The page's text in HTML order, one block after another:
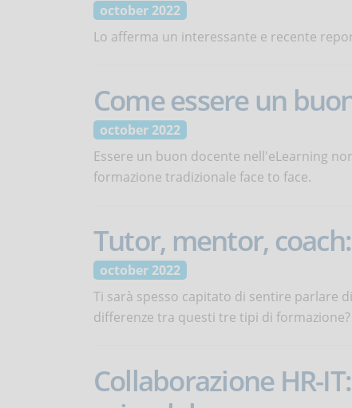
october 2022
Lo afferma un interessante e recente
Come essere un
october 2022
Essere un buon docente nell'eLearning
formazione tradizionale face to face.
Tutor, mentor,
october 2022
Ti sarà spesso capitato di sentire parlare
differenze tra questi tre tipi di formazione?
Collaborazione HR-